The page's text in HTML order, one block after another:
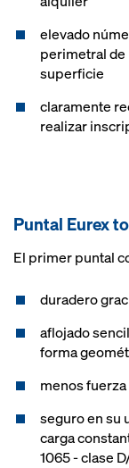
elevado
perimetral de
superficie
claramente
realizar
Puntal Eurex
El primer puntal
duradero
aflojado
forma
menos
seguro en su
carga
1065 - clase